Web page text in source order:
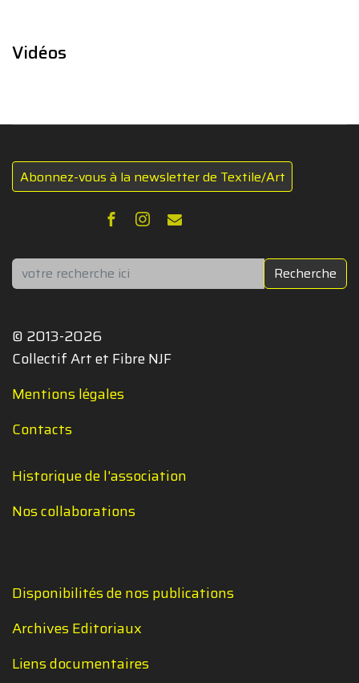
Vidéos
Abonnez-vous à la newsletter de Textile/Art
Rechercher Recherche
© 2013-2026
Collectif Art et Fibre NJF
Mentions légales
Contacts
Historique de l'association
Nos collaborations
Disponibilités de nos publications
Archives Editoriaux
Liens documentaires